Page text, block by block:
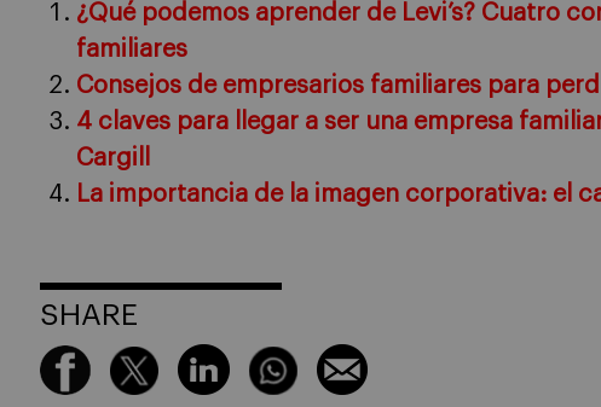
¿Qué podemos aprender de Levi’s? Cuatro
familiares
Consejos de empresarios familiares para
4 claves para llegar a ser una empresa
Cargill
La importancia de la imagen corporativa: el
SHARE